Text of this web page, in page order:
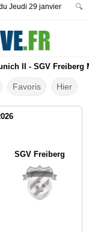
Jeudi 29 janvier
🔍
II - SGV Freiberg
Favoris Hier
SGV Freiberg